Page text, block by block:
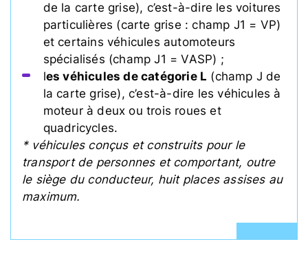
de la carte grise), c’est-à-dire les voitures
particulières (carte grise : champ J1 = VP)
et certains véhicules automoteurs
spécialisés (champ J1 = VASP) ;
les véhicules de catégorie L (champ J de
la carte grise), c’est-à-dire les véhicules à
moteur à deux ou trois roues et
quadricycles.
* véhicules conçus et construits pour le
transport de personnes et comportant, outre
le siège du conducteur, huit places assises au
maximum.